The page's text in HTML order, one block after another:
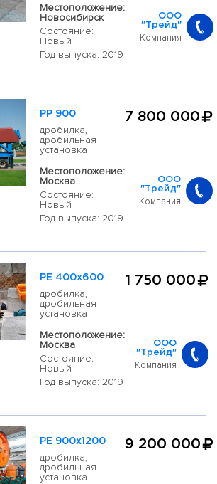
Местоположение:
Новосибирск
Состояние:
Новый
Год выпуска: 2019
ООО
"Трейд"
Компания
PP 900
дробилка,
дробильная
установка
Местоположение:
Москва
Состояние:
Новый
Год выпуска: 2019
7 800 000
ООО
"Трейд"
Компания
PE 400x600
дробилка,
дробильная
установка
Местоположение:
Москва
Состояние:
Новый
Год выпуска: 2019
1 750 000
ООО
"Трейд"
Компания
PE 900x1200
дробилка,
дробильная
установка
9 200 000